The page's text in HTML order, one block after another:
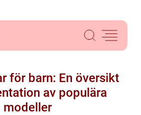
för barn: En översikt
av populära
modeller